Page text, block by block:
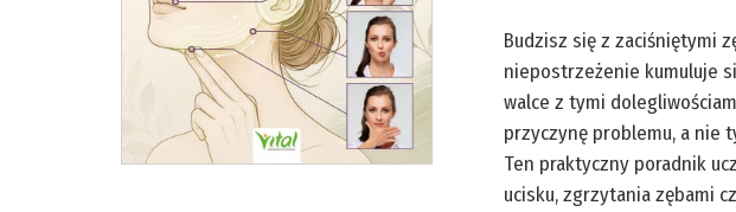
Budzisz się z zaciśniętymi
niepostrzeżenie kumuluje
walce z tymi
przyczynę problemu, a nie
Ten praktyczny poradnik
ucisku, zgrzytania zębami